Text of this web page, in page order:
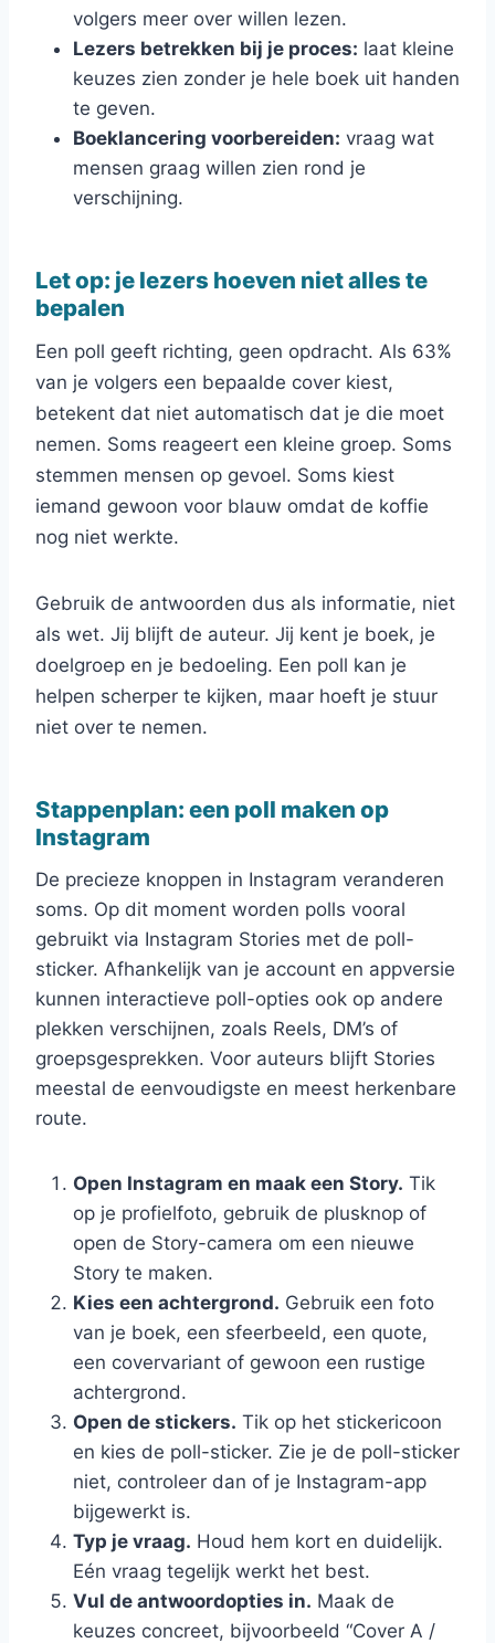
volgers meer over willen lezen.
Lezers betrekken bij je proces: laat kleine
keuzes zien zonder je hele boek uit handen
te geven.
Boeklancering voorbereiden: vraag wat
mensen graag willen zien rond je
verschijning.
Let op: je lezers hoeven niet alles te
bepalen
Een poll geeft richting, geen opdracht. Als 63%
van je volgers een bepaalde cover kiest,
betekent dat niet automatisch dat je die moet
nemen. Soms reageert een kleine groep. Soms
stemmen mensen op gevoel. Soms kiest
iemand gewoon voor blauw omdat de koffie
nog niet werkte.
Gebruik de antwoorden dus als informatie, niet
als wet. Jij blijft de auteur. Jij kent je boek, je
doelgroep en je bedoeling. Een poll kan je
helpen scherper te kijken, maar hoeft je stuur
niet over te nemen.
Stappenplan: een poll maken op
Instagram
De precieze knoppen in Instagram veranderen
soms. Op dit moment worden polls vooral
gebruikt via Instagram Stories met de poll-
sticker. Afhankelijk van je account en appversie
kunnen interactieve poll-opties ook op andere
plekken verschijnen, zoals Reels, DM’s of
groepsgesprekken. Voor auteurs blijft Stories
meestal de eenvoudigste en meest herkenbare
route.
Open Instagram en maak een Story. Tik
op je profielfoto, gebruik de plusknop of
open de Story-camera om een nieuwe
Story te maken.
Kies een achtergrond. Gebruik een foto
van je boek, een sfeerbeeld, een quote,
een covervariant of gewoon een rustige
achtergrond.
Open de stickers. Tik op het stickericoon
en kies de poll-sticker. Zie je de poll-sticker
niet, controleer dan of je Instagram-app
bijgewerkt is.
Typ je vraag. Houd hem kort en duidelijk.
Eén vraag tegelijk werkt het best.
Vul de antwoordopties in. Maak de
keuzes concreet, bijvoorbeeld “Cover A /